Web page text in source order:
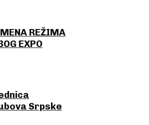
REŽIMA
EXPO
Srpske